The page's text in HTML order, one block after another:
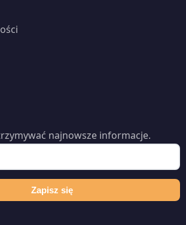
najnowsze informacje.
Zapisz się